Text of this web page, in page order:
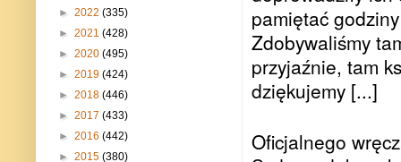
pamiętać
Zdobywaliśmy
przyjaźnie, tam
dziękujemy [...]
Oficjalnego
► 2022 (335)
► 2021 (428)
► 2020 (495)
► 2019 (424)
► 2018 (446)
► 2017 (433)
► 2016 (442)
► 2015 (380)